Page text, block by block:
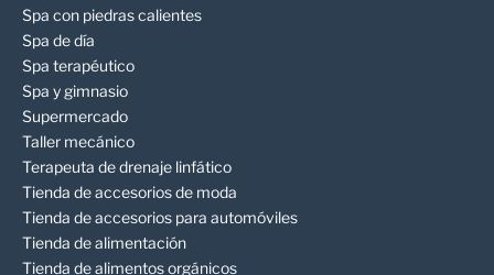
Spa con piedras calientes
Spa de día
Spa terapéutico
Spa y gimnasio
Supermercado
Taller mecánico
Terapeuta de drenaje linfático
Tienda de accesorios de moda
Tienda de accesorios para automóviles
Tienda de alimentación
Tienda de alimentos orgánicos